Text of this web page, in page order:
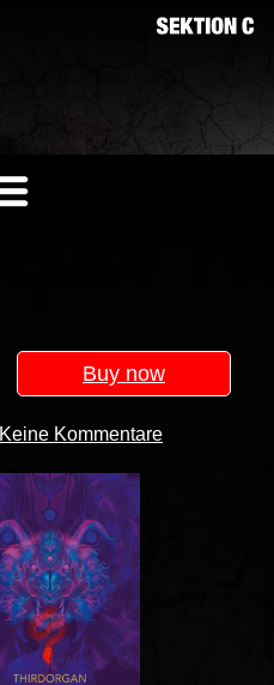
Buy now
Keine Kommentare